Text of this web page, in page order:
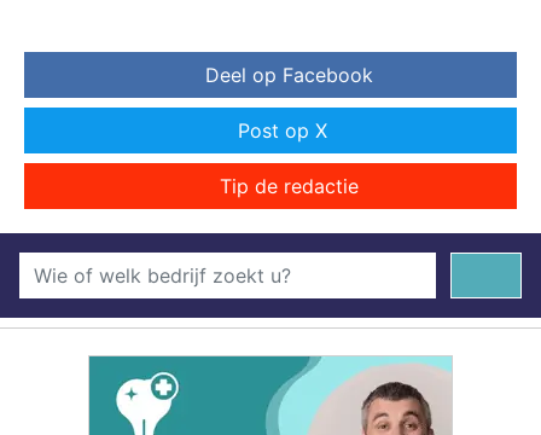
Deel op Facebook
Post op X
Tip de redactie